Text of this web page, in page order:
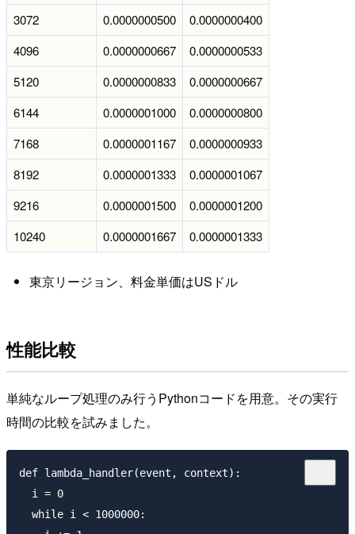
3072
0.0000000500
0.0000000400
4096
0.0000000667
0.0000000533
5120
0.0000000833
0.0000000667
6144
0.0000001000
0.0000000800
7168
0.0000001167
0.0000000933
8192
0.0000001333
0.0000001067
9216
0.0000001500
0.0000001200
10240
0.0000001667 0.0000001333
東京リージョン、料金単価はUSドル
性能比較
単純なループ処理のみ行うPythonコードを用意。その実行
時間の比較を試みました。
def lambda_handler(event, context):
  i = 0
  while i < 1000000: